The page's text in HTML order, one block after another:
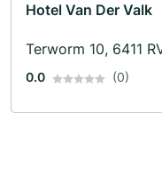
Hotel Van Der Valk
Terworm 10, 6411
0.0 (0)